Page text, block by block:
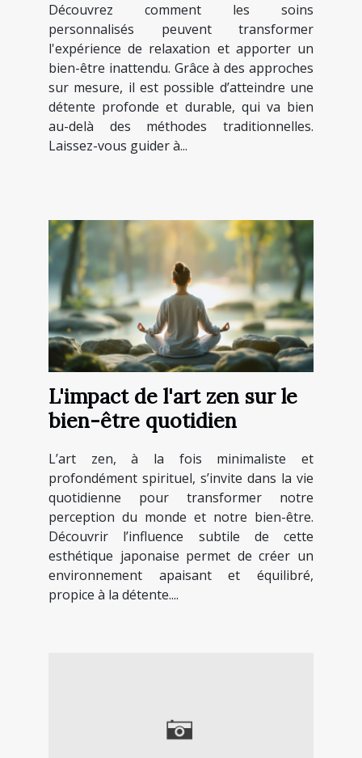
Découvrez comment les soins
personnalisés peuvent transformer
l'expérience de relaxation et apporter un
bien-être inattendu. Grâce à des approches
sur mesure, il est possible d’atteindre une
détente profonde et durable, qui va bien
au-delà des méthodes traditionnelles.
Laissez-vous guider à...
L'impact de l'art zen sur le
bien-être quotidien
L’art zen, à la fois minimaliste et
profondément spirituel, s’invite dans la vie
quotidienne pour transformer notre
perception du monde et notre bien-être.
Découvrir l’influence subtile de cette
esthétique japonaise permet de créer un
environnement apaisant et équilibré,
propice à la détente....